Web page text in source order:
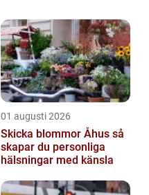
01 augusti 2026
Skicka blommor Åhus så
skapar du personliga
hälsningar med känsla